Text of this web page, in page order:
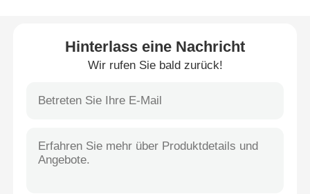
Industrielle Tintenpatronen
Hinterlass eine Nachricht
Wir rufen Sie bald zurück!